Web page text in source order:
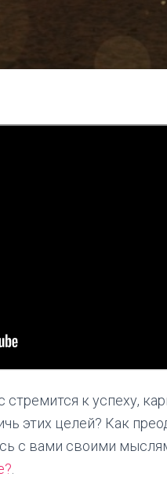
к успеху,
этих целей? Как
с вами своими